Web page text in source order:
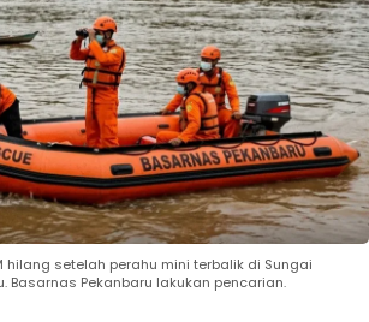
hilang setelah perahu mini terbalik di Sungai
Basarnas Pekanbaru lakukan pencarian.